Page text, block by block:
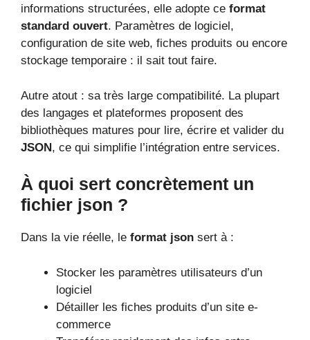
informations structurées, elle adopte ce format
standard ouvert. Paramètres de logiciel,
configuration de site web, fiches produits ou encore
stockage temporaire : il sait tout faire.
Autre atout : sa très large compatibilité. La plupart
des langages et plateformes proposent des
bibliothèques matures pour lire, écrire et valider du
JSON, ce qui simplifie l’intégration entre services.
À quoi sert concrètement un
fichier json ?
Dans la vie réelle, le format json sert à :
Stocker les paramètres utilisateurs d’un
logiciel
Détailler les fiches produits d’un site e-
commerce